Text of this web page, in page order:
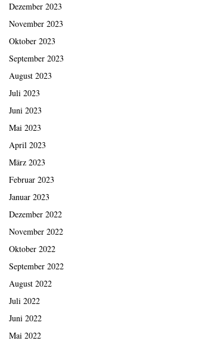
Dezember 2023
November 2023
Oktober 2023
September 2023
August 2023
Juli 2023
Juni 2023
Mai 2023
April 2023
März 2023
Februar 2023
Januar 2023
Dezember 2022
November 2022
Oktober 2022
September 2022
August 2022
Juli 2022
Juni 2022
Mai 2022